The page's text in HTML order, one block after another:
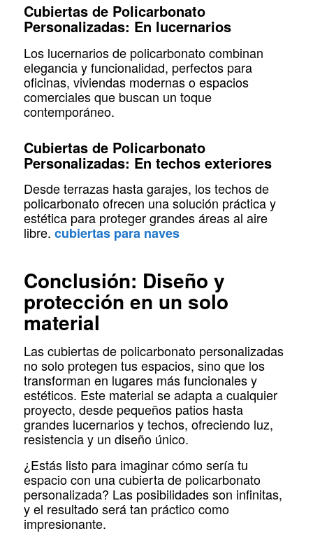
Cubiertas de Policarbonato
Personalizadas: En lucernarios
Los lucernarios de policarbonato combinan
elegancia y funcionalidad, perfectos para
oficinas, viviendas modernas o espacios
comerciales que buscan un toque
contemporáneo.
Cubiertas de Policarbonato
Personalizadas: En techos exteriores
Desde terrazas hasta garajes, los techos de
policarbonato ofrecen una solución práctica y
estética para proteger grandes áreas al aire
libre. cubiertas para naves
Conclusión: Diseño y
protección en un solo
material
Las cubiertas de policarbonato personalizadas
no solo protegen tus espacios, sino que los
transforman en lugares más funcionales y
estéticos. Este material se adapta a cualquier
proyecto, desde pequeños patios hasta
grandes lucernarios y techos, ofreciendo luz,
resistencia y un diseño único.
¿Estás listo para imaginar cómo sería tu
espacio con una cubierta de policarbonato
personalizada? Las posibilidades son infinitas,
y el resultado será tan práctico como
impresionante.